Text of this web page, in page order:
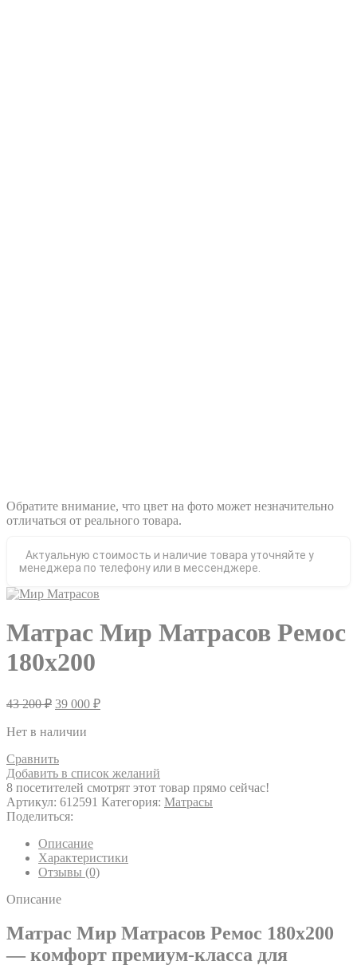
Обратите внимание, что цвет на фото может незначительно
отличаться от реального товара.
Актуальную стоимость и наличие товара уточняйте у
менеджера по телефону или в мессенджере.
Матрас Мир Матрасов Ремос
180х200
43 200₽ 39 000 ₽
Нет в наличии
Сравнить
Добавить в список желаний
8 посетителей смотрят этот товар прямо сейчас!
Артикул: 612591 Категория: Матрасы
Поделиться:
Описание
Характеристики
Отзывы (0)
Описание
Матрас Мир Матрасов Ремос 180х200
— комфорт премиум-класса для